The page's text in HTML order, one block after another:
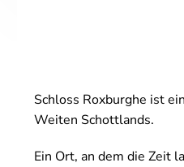
Schloss Roxburghe ist
Weiten Schottlands.
Ein Ort, an dem die Zeit